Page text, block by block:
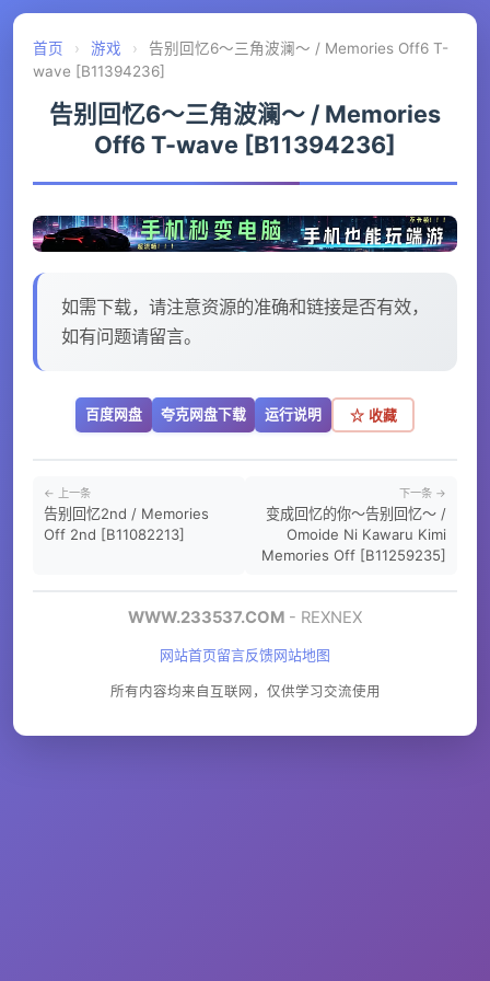
首页 › 游戏 ›
告别回忆6～三角波澜～ / Memories Off6 T-
wave [B11394236]
告别回忆6～三角波澜～ / Memories
Off6 T-wave [B11394236]
如需下载，请注意资源的准确和链接是否有效，
如有问题请留言。
百度网盘 夸克网盘下载 运行说明 ☆ 收藏
← 上一条
告别回忆2nd / Memories
Off 2nd [B11082213]
下一条 →
变成回忆的你～告别回忆～ /
Omoide Ni Kawaru Kimi
Memories Off [B11259235]
WWW.233537.COM - REXNEX
网站首页留言反馈网站地图
所有内容均来自互联网，仅供学习交流使用